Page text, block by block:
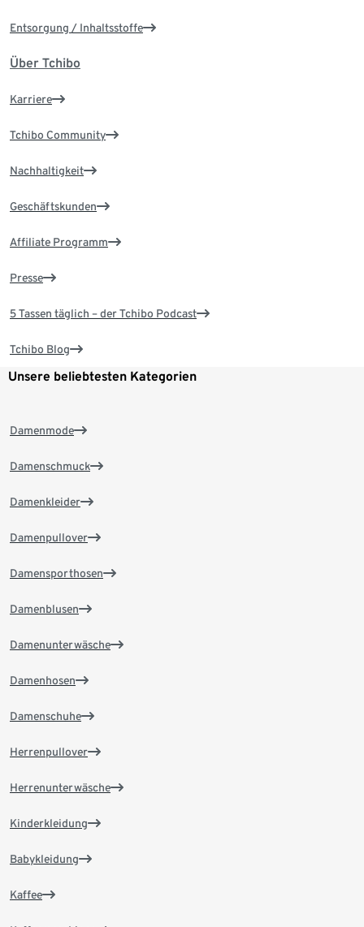
Entsorgung / Inhaltsstoffe
Über Tchibo
Karriere
Tchibo Community
Nachhaltigkeit
Geschäftskunden
Affiliate Programm
Presse
5 Tassen täglich – der Tchibo Podcast
Tchibo Blog
Unsere beliebtesten Kategorien
Damenmode
Damenschmuck
Damenkleider
Damenpullover
Damensporthosen
Damenblusen
Damenunterwäsche
Damenhosen
Damenschuhe
Herrenpullover
Herrenunterwäsche
Kinderkleidung
Babykleidung
Kaffee